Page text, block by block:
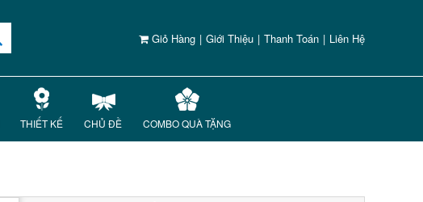
Giỏ Hàng | Giới Thiệu | Thanh Toán | Liên Hệ
THIẾT KẾ CHỦ ĐỀ COMBO QUÀ TẶNG